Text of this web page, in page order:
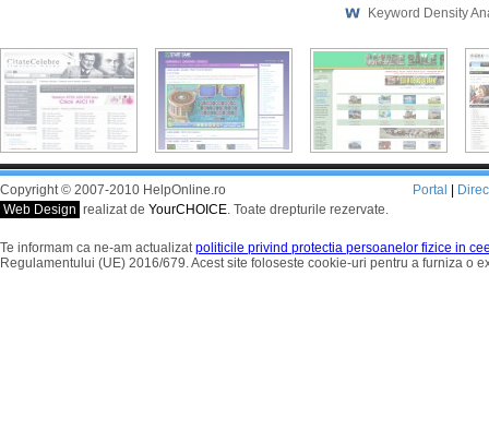
Keyword Density
Copyright © 2007-2010 HelpOnline.ro
Web Design realizat de YourCHOICE. Toate drepturile rezervate.
Portal
Te informam ca ne-am actualizatpoliticile privind protectia persoanelor fizice in
Regulamentului (UE) 2016/679. Acest site foloseste cookie-uri pentru a furniza o